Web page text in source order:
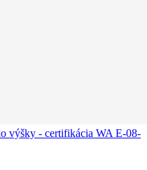
výšky - certifikácia WA E-08-